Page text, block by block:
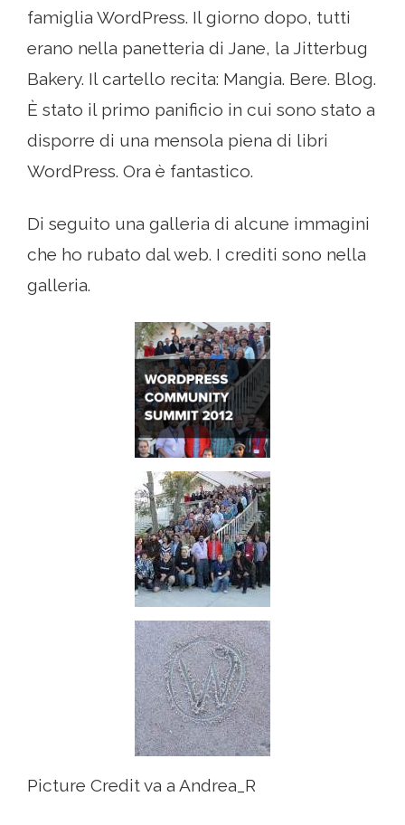
famiglia WordPress. Il giorno dopo, tutti
erano nella panetteria di Jane, la Jitterbug
Bakery. Il cartello recita: Mangia. Bere. Blog.
È stato il primo panificio in cui sono stato a
disporre di una mensola piena di libri
WordPress. Ora è fantastico.
Di seguito una galleria di alcune immagini
che ho rubato dal web. I crediti sono nella
galleria.
Picture Credit va a Andrea_R